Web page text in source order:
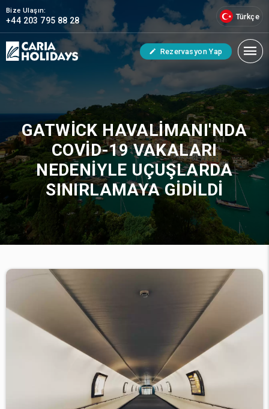
Bize Ulaşın:
+44 203 795 88 28 Türkçe
Rezervasyon Yap
GATWICK HAVALIMANI'NDA
COVID-19 VAKALARI
NEDENIYLE UÇUŞLARDA
SINIRLAMAYA GIDILDI